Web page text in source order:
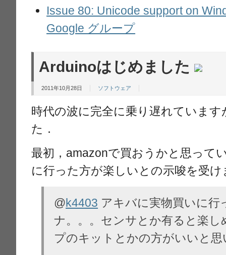
Issue 80: Unicode support on
Google グループ
Arduinoはじめました
2011年10月28日 ソフトウェア
時代の波に完全に乗り遅れています
た．
最初，amazonで買おうかと思って
に行った方が楽しいとの示唆を受け
@k4403 アキバに実物買いに行
ナ。。。センサとか有ると楽
プのキットとかの方がいいと思